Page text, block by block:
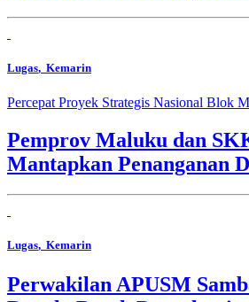
Lugas, Kemarin
Percepat Proyek Strategis Nasional Blok
Pemprov Maluku dan
Mantapkan Penanganan
Lugas, Kemarin
Perwakilan APUSM